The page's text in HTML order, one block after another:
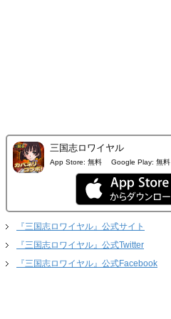
三国志ロワイヤル
App Store: 無料 Google Play: 無料
『三国志ロワイヤル』公式サイト
『三国志ロワイヤル』公式Twitter
『三国志ロワイヤル』公式Facebook